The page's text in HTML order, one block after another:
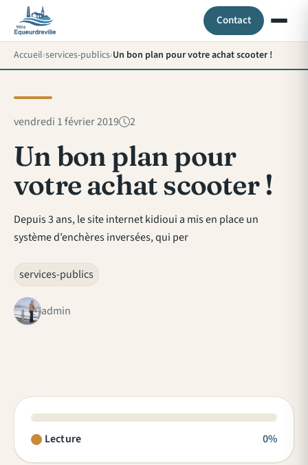
Contact
Accueil services-publics Un bon plan pour votre achat scooter !
vendredi 1 février 2019 2
Un bon plan pour
votre achat scooter !
Depuis 3 ans, le site internet kidioui a mis en place un
système d’enchères inversées, qui per
services-publics
admin
Lecture 0%